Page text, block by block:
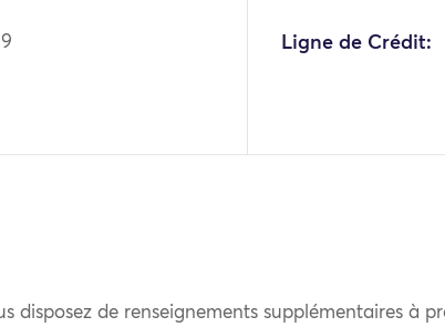
Ligne de Crédit:
disposez de renseignements supplémentaires à